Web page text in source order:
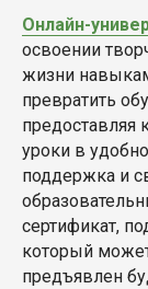
Онлайн-
освоении
жизни
превратить
предоставляя
уроки в
поддержка и
сертификат,
который
предъявлен